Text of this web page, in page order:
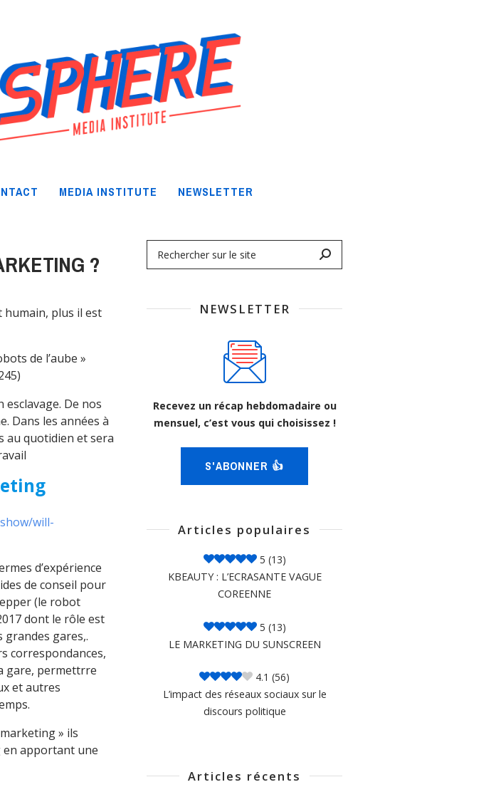
MEDIA INSTITUTE NEWSLETTER
?
humain, plus il est
de l’aube »
De nos
Dans les années à
au quotidien et sera
will-
d’expérience
de conseil pour
(le robot
dont le rôle est
grandes gares,.
correspondances,
gare, permettrre
et autres
» ils
apportant une
NEWSLETTER
Recevez un récap hebdomadaire ou
mensuel, c’est vous qui choisissez !
S'ABONNER 👍
Articles populaires
5 (13)
KBEAUTY : L’ECRASANTE VAGUE
COREENNE
5 (13)
LE MARKETING DU SUNSCREEN
4.1 (56)
L’impact des réseaux sociaux sur le
discours politique
Articles récents